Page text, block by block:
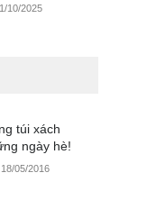
10/2025
của Hoa
túi xách
ngày hè!
18/05/2016